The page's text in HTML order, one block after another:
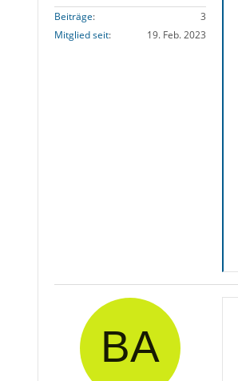
Beiträge
3
Mitglied seit
19. Feb. 2023